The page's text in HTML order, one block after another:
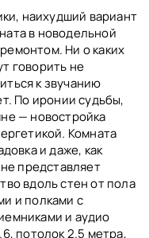
наихудший вариант
в новодельной
Ни о каких
говорить не
к звучанию
По иронии судьбы,
— новостройка
Комната
и даже, как
представляет
вдоль стен от пола
и полками с
и аудио
потолок 2.5 метра,